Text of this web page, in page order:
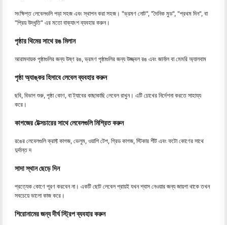
সংক্ষিপ্ত লেবেলগুলি পড়া সহজ এবং স্থাপন করা সহজ। "ভ্রমণ নোট", "দৈনিক মুড", "প্রথম দিন", বা
"প্রিয় উদ্ধৃতি" এর মতো বাক্যাংশ ব্যবহার করুন।
পৃষ্ঠার থিমের সাথে রঙ মিলান
আরামদায়ক পৃষ্ঠাগুলির জন্য উষ্ণ রঙ, ভ্রমণ পৃষ্ঠাগুলির জন্য উজ্জ্বল রঙ এবং জার্নাল বা মেমরি অ্যালবাম
পৃষ্ঠা অ্যাঙ্কর হিসাবে লেবেল ব্যবহার করুন
ছবি, বিভাগ শুরু, পৃষ্ঠা কোণ, বা ট্যাবের কাছাকাছি লেবেল রাখুন। এটি চোখের নির্দেশনা করতে সাহায্য
করে।
কাগজের টেক্সচারের সাথে লেবেলগুলি মিশ্রিত করুন
রঙের লেবেলগুলি ক্রাফ্ট কাগজ, ভেলুম, ওয়াশি টেপ, গ্রিড কাগজ, স্টিকার শীট এবং ফটো কোণের সাথে
দুর্দান্ত দ
সাদা স্থান ছেড়ে দিন
প্রত্যেক কোণে পূরণ করবেন না। একটি ছোট লেবেল প্রায়ই যখন শ্বাস নেওয়ার জন্য জায়গা থাকে তখন
সবচেয়ে ভালো কাজ করে।
শিরোনামের জন্য দীর্ঘ স্ট্রিপ ব্যবহার করুন